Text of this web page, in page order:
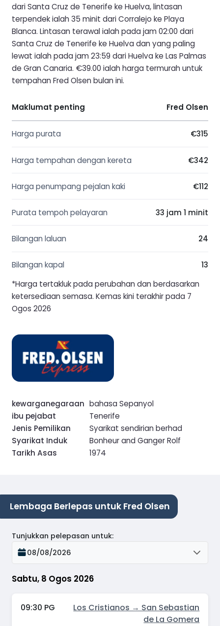
dari Santa Cruz de Tenerife ke Huelva, lintasan
terpendek ialah 35 minit dari Corralejo ke Playa
Blanca. Lintasan terawal ialah pada jam 02:00 dari
Santa Cruz de Tenerife ke Huelva dan yang paling
lewat ialah pada jam 23:59 dari Huelva ke Las Palmas
de Gran Canaria. €39.00 ialah harga termurah untuk
tempahan Fred Olsen bulan ini.
Maklumat penting Fred Olsen
Harga purata €315
Harga tempahan dengan kereta €342
Harga penumpang pejalan kaki €112
Purata tempoh pelayaran 33 jam 1 minit
Bilangan laluan 24
Bilangan kapal
13
*Harga tertakluk pada perubahan dan berdasarkan
ketersediaan semasa. Kemas kini terakhir pada 7
Ogos 2026
kewarganegaraan bahasa Sepanyol
ibu pejabat
Tenerife
Jenis Pemilikan
Syarikat sendirian berhad
Syarikat Induk
Bonheur and Ganger Rolf
Tarikh Asas
1974
Lembaga Berlepas untuk Fred Olsen
Sabtu, 8 Ogos 2026
Tunjukkan pelepasan untuk:
08/08/2026
09:30 PG
Los Cristianos → San Sebastian
de La Gomera